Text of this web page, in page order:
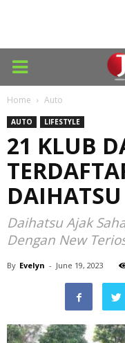
Home Auto
AUTO LIFESTYLE
21 KLUB
Daihatsu Ajak
Dengan New
By Evelyn - June 19, 2023